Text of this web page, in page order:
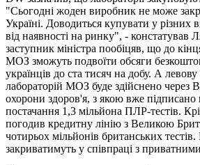
"Сьогодні жоден виробник не може
Україні. Доводиться купувати у різних
від наявності на ринку", - констатував
заступник міністра пообіцяв, що до
МОЗ зможуть подвоїти обсяги
українців до ста тисяч на добу. А
лабораторій МОЗ буде здійснено через
охорони здоров'я, з якою вже підписано
постачання 1,3 мільйона ПЛР-тестів.
погодив кредитну лінію з Великою
чотирьох мільйонів британських
закриватимуть у співпраці з